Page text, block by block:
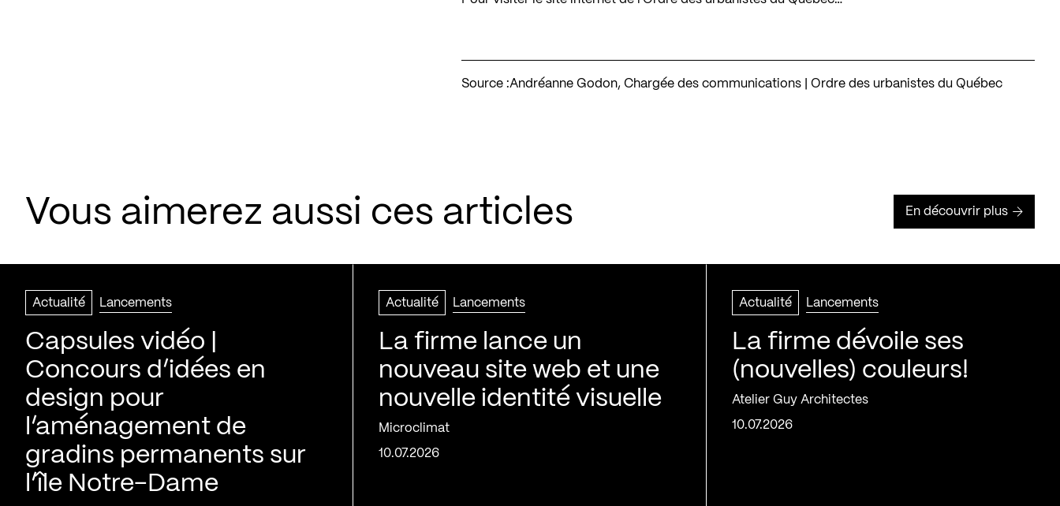
Source :Andréanne Godon, Chargée des communications | Ordre des urbanistes du Québec
Vous aimerez aussi ces articles En découvrir plus
Actualité Lancements
Capsules vidéo |
Concours d’idées en
design pour
l’aménagement de
gradins permanents sur
l’île Notre-Dame
Actualité Lancements
La firme lance un
nouveau site web et une
nouvelle identité visuelle
Microclimat
10.07.2026
Actualité Lancements
La firme dévoile ses
(nouvelles) couleurs!
Atelier Guy Architectes
10.07.2026